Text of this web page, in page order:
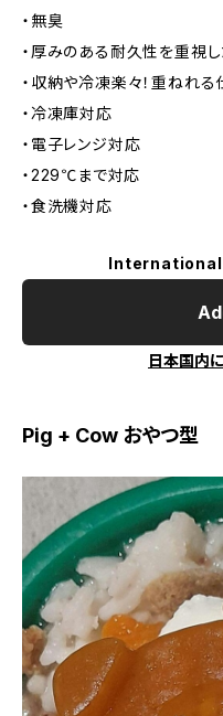
・無臭
・厚みのある耐久性を重視
・収納や冷凍楽々！重ねれる
・冷凍庫対応
・電子レンジ対応
・229℃まで対応
・食洗機対応
日本国内
Pig + Cow おやつ型